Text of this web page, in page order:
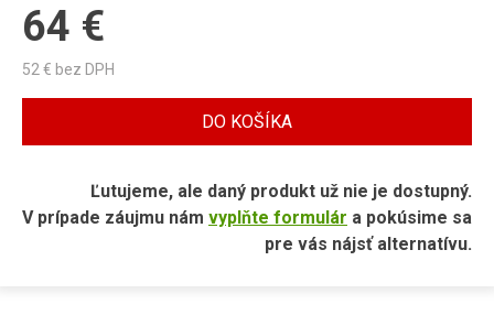
64 €
52 € bez DPH
DO KOŠÍKA
Ľutujeme, ale daný produkt už nie je dostupný.
V prípade záujmu nám vyplňte formulár a pokúsime sa
pre vás nájsť alternatívu.